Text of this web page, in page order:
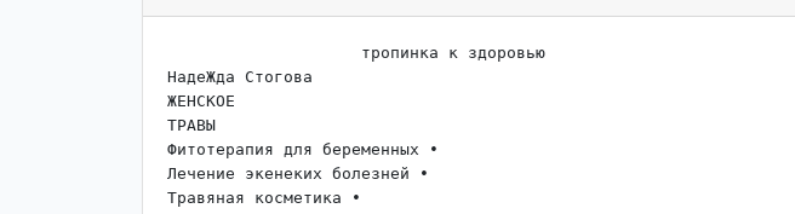
НадеЖда Стогова
ЖЕНСКОЕ
ТРАВЫ
Фитотерапия для беременных •
Лечение экенеких болезней •
Травяная косметика •